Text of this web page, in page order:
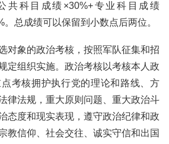
共科目成绩×30%+专业科目成绩
总成绩可以保留到小数点后两位。
对象的政治考核，按照军队征集和招
定组织实施。政治考核以考核本人政
考核拥护执行党的理论和路线、方
律法规，重大原则问题、重大政治斗
态度和现实表现，遵守政治纪律和政
教信仰、社会交往、诚实守信和出国